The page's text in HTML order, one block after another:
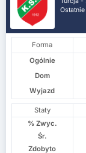
Forma
Ogólnie
Dom
Wyjazd
Staty
% Zwyc.
Śr.
Zdobyto